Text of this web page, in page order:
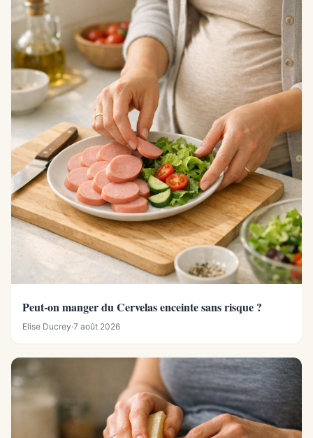
Peut-on manger du Cervelas enceinte sans risque ?
Elise Ducrey·7 août 2026